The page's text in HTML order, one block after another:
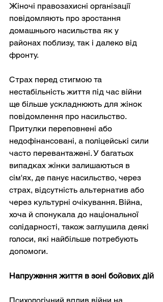
Жіночі правозахисні організації
повідомляють про зростання
домашнього насильства як у
районах поблизу, так і далеко від
фронту.
Страх перед стигмою та
нестабільність життя під час війни
ще більше ускладнюють для жінок
повідомлення про насильство.
Притулки переповнені або
недофінансовані, а поліцейські сили
часто перевантажені. У багатьох
випадках жінки залишаються в
сім'ях, де панує насильство, через
страх, відсутність альтернатив або
через культурні очікування. Війна,
хоча й спонукала до національної
солідарності, також заглушила деякі
голоси, які найбільше потребують
допомоги.
Напруження життя в зоні бойових дій